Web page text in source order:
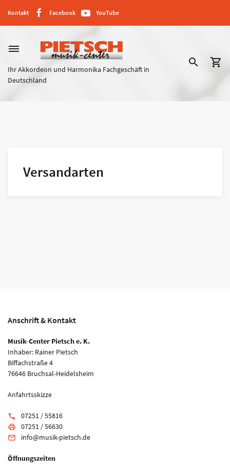
Kontakt Facebook YouTube
dehaze
Ihr Akkordeon und Harmonika Fachgeschäft in
Deutschland
search shopping_cart
Versandarten
Anschrift & Kontakt
Musik-Center Pietsch e. K.
Inhaber: Rainer Pietsch
Biffachstraße 4
76646 Bruchsal-Heidelsheim
Anfahrtsskizze
phone 07251 / 55816
print 07251 / 56630
email info@musik-pietsch.de
Öffnungszeiten